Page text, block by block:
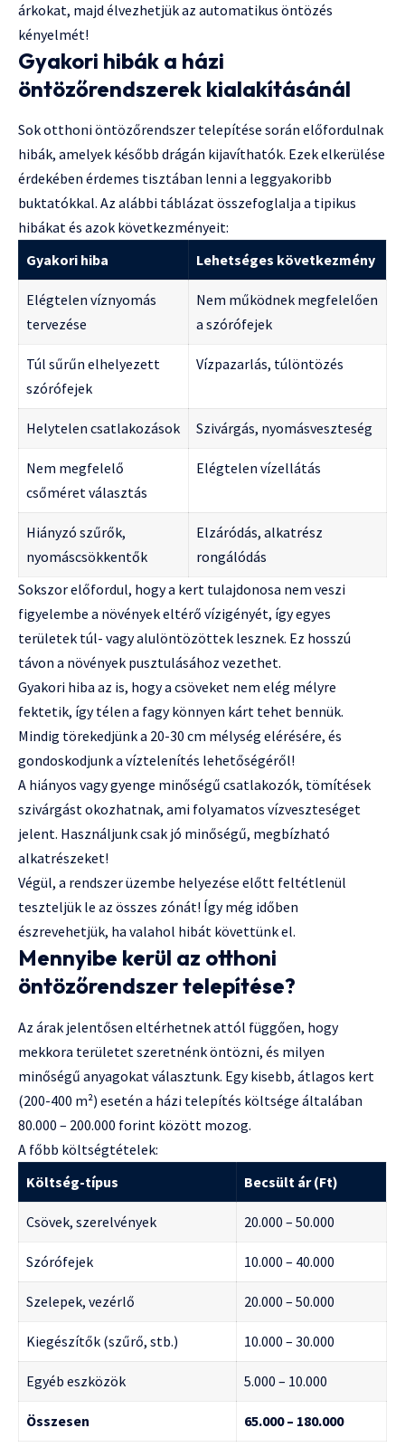
árkokat, majd élvezhetjük az automatikus öntözés
kényelmét!
Gyakori hibák a házi
öntözőrendszerek kialakításánál
Sok otthoni öntözőrendszer telepítése során előfordulnak
hibák, amelyek később drágán kijavíthatók. Ezek elkerülése
érdekében érdemes tisztában lenni a leggyakoribb
buktatókkal. Az alábbi táblázat összefoglalja a tipikus
hibákat és azok következményeit:
Gyakori hiba
Lehetséges következmény
Elégtelen víznyomás
tervezése
Nem működnek megfelelően
a szórófejek
Túl sűrűn elhelyezett
szórófejek
Vízpazarlás, túlöntözés
Helytelen csatlakozások Szivárgás, nyomásveszteség
Nem megfelelő
csőméret választás
Elégtelen vízellátás
Hiányzó szűrők,
nyomáscsökkentők
Elzáródás, alkatrész
rongálódás
Sokszor előfordul, hogy a kert tulajdonosa nem veszi
figyelembe a növények eltérő vízigényét, így egyes
területek túl- vagy alulöntözöttek lesznek. Ez hosszú
távon a növények pusztulásához vezethet.
Gyakori hiba az is, hogy a csöveket nem elég mélyre
fektetik, így télen a fagy könnyen kárt tehet bennük.
Mindig törekedjünk a 20-30 cm mélység elérésére, és
gondoskodjunk a víztelenítés lehetőségéről!
A hiányos vagy gyenge minőségű csatlakozók, tömítések
szivárgást okozhatnak, ami folyamatos vízveszteséget
jelent. Használjunk csak jó minőségű, megbízható
alkatrészeket!
Végül, a rendszer üzembe helyezése előtt feltétlenül
teszteljük le az összes zónát! Így még időben
észrevehetjük, ha valahol hibát követtünk el.
Mennyibe kerül az otthoni
öntözőrendszer telepítése?
Az árak jelentősen eltérhetnek attól függően, hogy
mekkora területet szeretnénk öntözni, és milyen
minőségű anyagokat választunk. Egy kisebb, átlagos kert
(200-400 m²) esetén a házi telepítés költsége általában
80.000 – 200.000 forint között mozog.
A főbb költségtételek:
Költség-típus
Becsült ár (Ft)
Csövek, szerelvények 20.000 – 50.000
Szórófejek 10.000 – 40.000
Szelepek, vezérlő 20.000 – 50.000
Kiegészítők (szűrő, stb.) 10.000 – 30.000
Egyéb eszközök 5.000 – 10.000
Összesen
65.000 – 180.000